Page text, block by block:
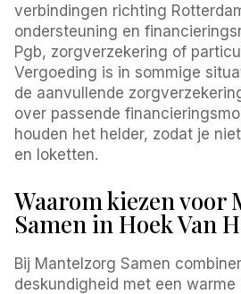
verbindingen richting
ondersteuning en
Pgb, zorgverzekering of
Vergoeding is in sommige
de aanvullende
over passende
houden het helder, zodat je
en loketten.
Waarom kiezen voor
Samen in Hoek Van
Bij Mantelzorg Samen
deskundigheid met een warme